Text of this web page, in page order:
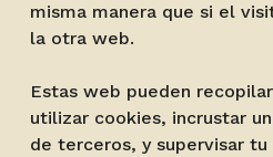
misma manera que si el
la otra web.
Estas web pueden
utilizar cookies, incrustar
de terceros, y supervisar